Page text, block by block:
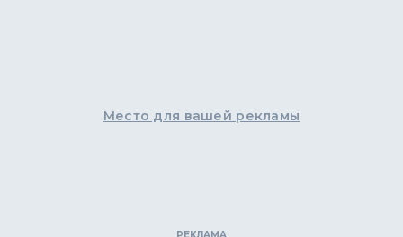
Место для вашей рекламы